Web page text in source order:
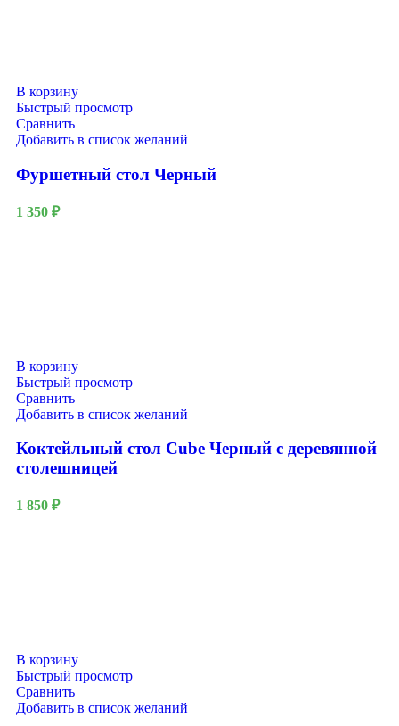
В корзину
Быстрый просмотр
Сравнить
Добавить в список желаний
Фуршетный стол Черный
1 350 ₽
В корзину
Быстрый просмотр
Сравнить
Добавить в список желаний
Коктейльный стол Cube Черный с деревянной
столешницей
1 850 ₽
В корзину
Быстрый просмотр
Сравнить
Добавить в список желаний